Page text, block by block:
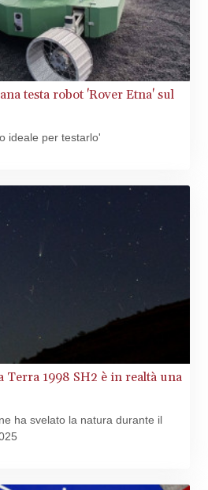
testa robot 'Rover Etna' sul
ideale per testarlo'
Terra 1998 SH2 è in realtà una
ha svelato la natura durante il